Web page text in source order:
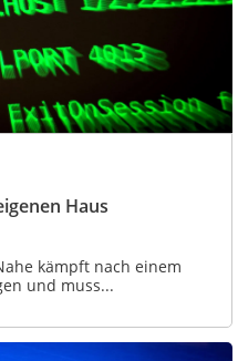
Haus
kämpft nach einem
und muss...